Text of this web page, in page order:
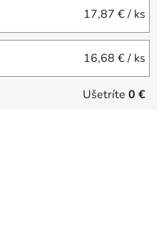
17,87 €/ ks
16,68 €/ ks
Ušetríte 0 €